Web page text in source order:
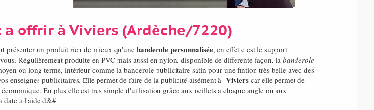
offrir à Viviers (Ardèche/7220)
présenter un produit rien de mieux qu'une banderole personnalisée, en effet c est le support
Régulièrement produite en PVC mais aussi en nylon, disponible de differente façon, la banderole
ou long terme, intérieur comme la banderole publicitaire satin pour une fintion très belle avec des
enseignes publicitaires. Elle permet de faire de la publicité aisément à Vivierscar elle permet de
En plus elle est trés simple d'utilisation grâce aux oeillets a chaque angle ou aux
date a l'aide d&#